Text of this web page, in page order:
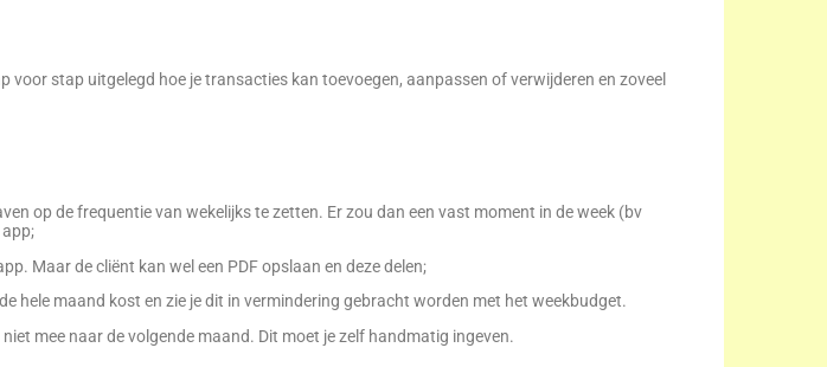
voor stap uitgelegd hoe je transacties kan toevoegen, aanpassen of verwijderen en zoveel
op de frequentie van wekelijks te zetten. Er zou dan een vast moment in de week (bv
Maar de cliënt kan wel een PDF opslaan en deze delen;
hele maand kost en zie je dit in vermindering gebracht worden met het weekbudget.
mee naar de volgende maand. Dit moet je zelf handmatig ingeven.